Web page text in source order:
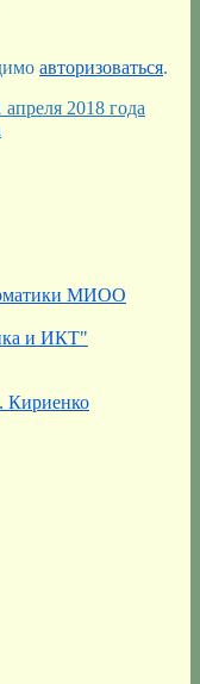
авторизоваться.
2018 года
МИОО
и ИКТ"